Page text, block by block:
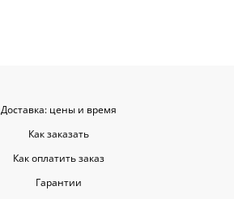
Доставка: цены и время
Как заказать
Как оплатить заказ
Гарантии